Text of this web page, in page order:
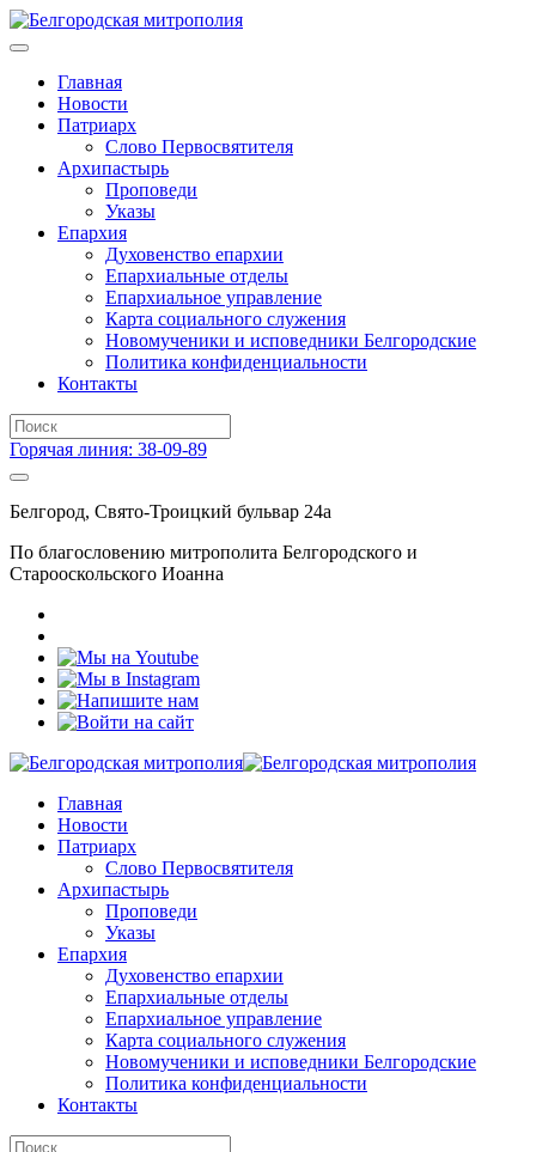
Главная
Новости
Патриарх
Слово Первосвятителя
Архипастырь
Проповеди
Указы
Епархия
Духовенство епархии
Епархиальные отделы
Епархиальное управление
Карта социального служения
Новомученики и исповедники Белгородские
Политика конфиденциальности
Контакты
Горячая линия: 38-09-89
Белгород, Свято-Троицкий бульвар 24а
По благословению митрополита Белгородского и
Старооскольского Иоанна
Главная
Новости
Патриарх
Слово Первосвятителя
Архипастырь
Проповеди
Указы
Епархия
Духовенство епархии
Епархиальные отделы
Епархиальное управление
Карта социального служения
Новомученики и исповедники Белгородские
Политика конфиденциальности
Контакты